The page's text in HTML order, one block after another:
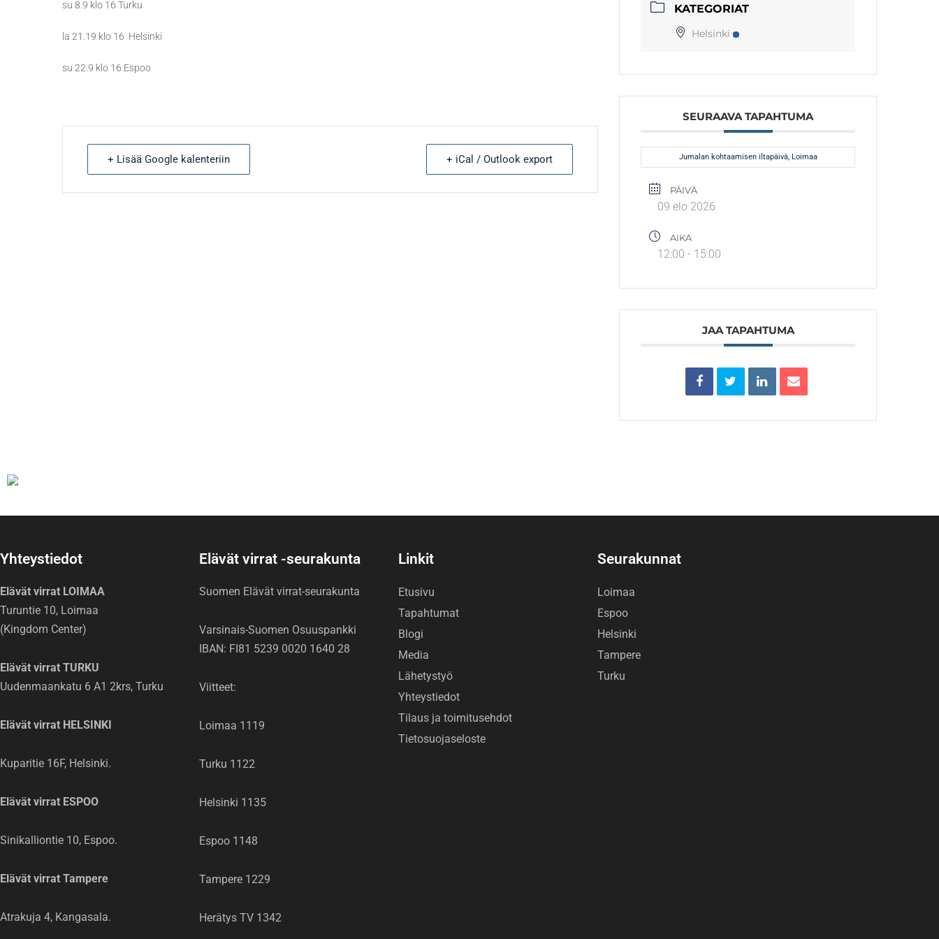
su 8.9 klo 16 Turku
la 21.19 klo 16 Helsinki
su 22.9 klo 16 Espoo
+ Lisää Google kalenteriin + iCal / Outlook export
KATEGORIAT
Helsinki
SEURAAVA TAPAHTUMA
Jumalan kohtaamisen iltapäivä, Loimaa
PÄIVÄ
09 elo 2026
AIKA
12:00 - 15:00
JAA TAPAHTUMA
Yhteystiedot
Elävät virrat LOIMAA
Turuntie 10, Loimaa
(Kingdom Center)
Elävät virrat TURKU
Uudenmaankatu 6 A1 2krs, Turku
Elävät virrat HELSINKI
Kuparitie 16F, Helsinki.
Elävät virrat ESPOO
Sinikalliontie 10, Espoo.
Elävät virrat Tampere
Atrakuja 4, Kangasala.
Elävät virrat -seurakunta
Suomen Elävät virrat-seurakunta
Varsinais-Suomen Osuuspankki
IBAN: FI81 5239 0020 1640 28
Viitteet:
Loimaa 1119
Turku 1122
Helsinki 1135
Espoo 1148
Tampere 1229
Herätys TV 1342
Linkit
Etusivu
Tapahtumat
Blogi
Media
Lähetystyö
Yhteystiedot
Tilaus ja toimitusehdot
Tietosuojaseloste
Seurakunnat
Loimaa
Espoo
Helsinki
Tampere
Turku